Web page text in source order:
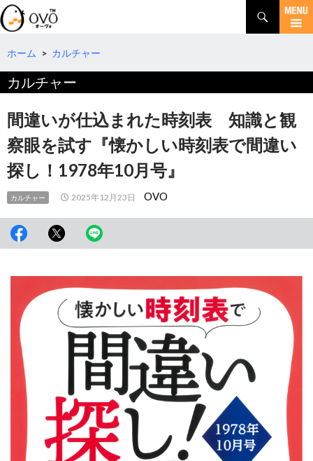
検
索
コ
テ
ツ
へ
移
動
ホーム > カルチャー
カルチャー
間違いが仕込まれた時刻表 知識と観
察眼を試す『懐かしい時刻表で間違い
探し！1978年10月号』
カルチャー 2025年12月23日 OVO